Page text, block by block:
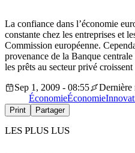
La confiance dans l’économie
constante chez les entreprises et
Commission européenne.
provenance de la Banque
les prêts au secteur privé
Sep 1, 2009 - 08:55
Dernière
ÉconomieÉconomie
Print Partager
LES PLUS LUS